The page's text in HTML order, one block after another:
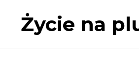
Życie na